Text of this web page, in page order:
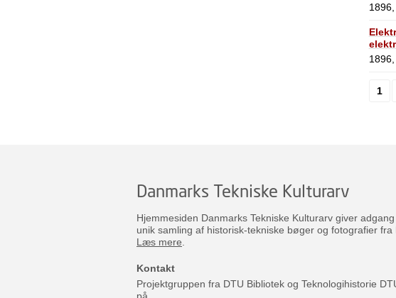
1
Danmarks Tekniske Kulturarv
Hjemmesiden Danmarks Tekniske Kulturarv giver
unik samling af historisk-tekniske bøger og fotografier fra
Læs mere
Kontakt
Projektgruppen fra DTU Bibliotek og Teknologihistorie
på